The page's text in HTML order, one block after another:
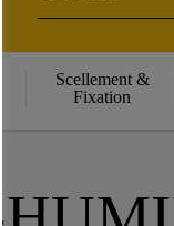
Scellement &
Fixation